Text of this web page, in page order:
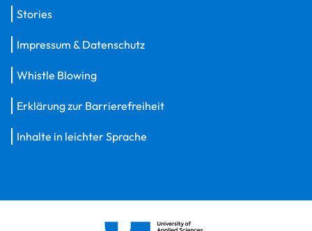
Stories
Impressum & Datenschutz
Whistle Blowing
Erklärung zur Barrierefreiheit
Inhalte in leichter Sprache